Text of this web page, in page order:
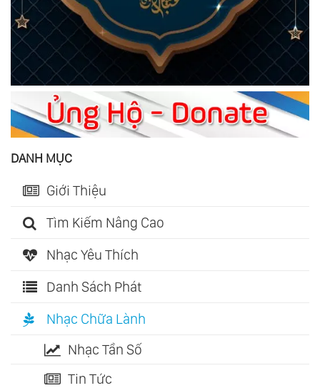
DANH MỤC
Giới Thiệu
Tìm Kiếm Nâng Cao
Nhạc Yêu Thích
Danh Sách Phát
Nhạc Chữa Lành
Nhạc Tần Số
Tin Tức